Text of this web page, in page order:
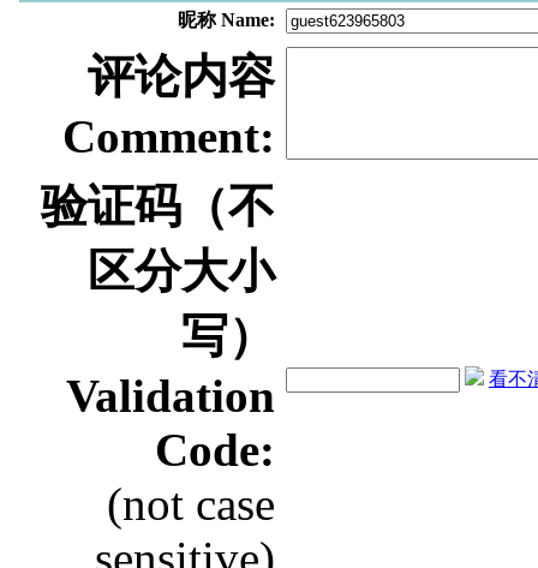
昵称 Name:
评论内容
Comment:
验证码（不
区分大小
写）
Validation
Code:
(not case
看不